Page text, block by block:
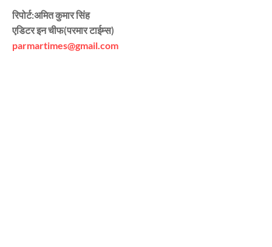
रिपोर्ट:अमित कुमार सिंह
एडिटर इन चीफ(परमार टाईम्स)
parmartimes@gmail.com